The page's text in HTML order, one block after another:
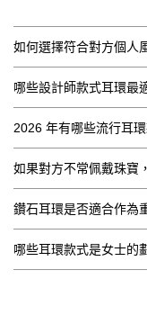
如何選擇符合對方個人
哪些設計師款式耳環最
2026 年有哪些流行耳環
如果對方不常佩戴珠寶
鑽石耳環是否適合作為
哪些耳環款式是女士的